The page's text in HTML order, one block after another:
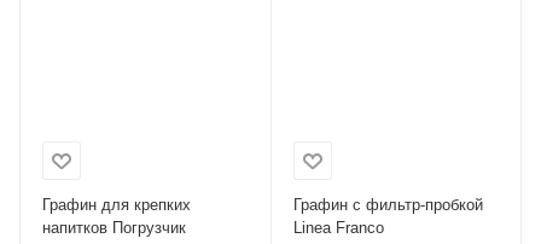
Графин для крепких
напитков Погрузчик
Графин с фильтр-пробкой
Linea Franco